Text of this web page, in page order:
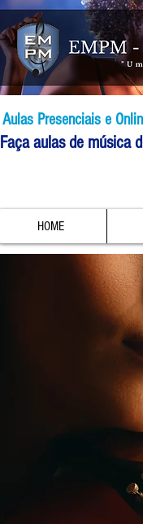
Aulas Presenciais e
Faça aulas de música
HOME